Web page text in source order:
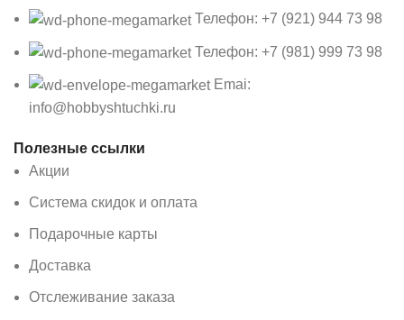
Телефон: +7 (921) 944 73 98
Телефон: +7 (981) 999 73 98
Emai:
info@hobbyshtuchki.ru
Полезные ссылки
Акции
Система скидок и оплата
Подарочные карты
Доставка
Отслеживание заказа